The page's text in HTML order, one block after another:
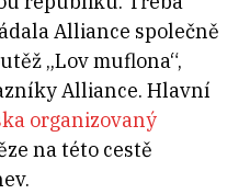
Alliance společně
„Lov muflona“,
Alliance. Hlavní
organizovaný
na této cestě